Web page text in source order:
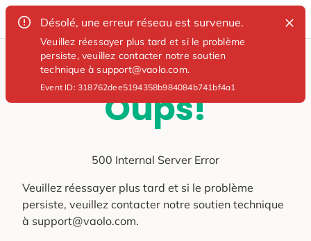
Désolé, une erreur réseau est survenue.
Veuillez réessayer plus tard et si le problème
persiste, veuillez contacter notre soutien
technique à support@vaolo.com.
Event ID:318762dee5194358b984084b741bf4a1
Oups!
500 Internal Server Error
Veuillez réessayer plus tard et si le problème
persiste, veuillez contacter notre soutien technique
à support@vaolo.com.